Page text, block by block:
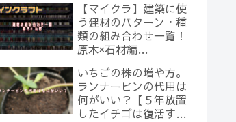
【マイクラ】建築に使
う建材のパターン・種
類の組み合わせ一覧！
原木×石材編
いちごの株の増や方。
ランナーピンの代用は
何がいい？【５年放置
したイチゴは復活する